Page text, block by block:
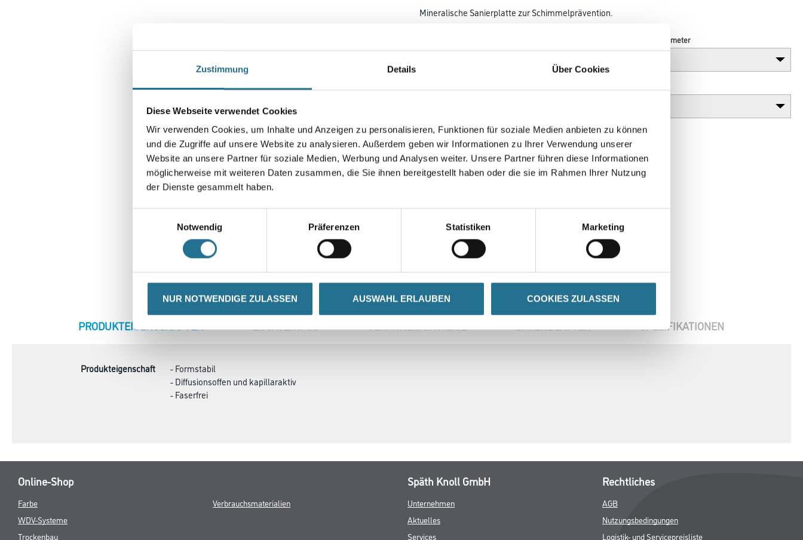
Zustimmung Details Über Cookies
Diese Webseite verwendet Cookies
Wir verwenden Cookies, um Inhalte und Anzeigen zu personalisieren, Funktionen für soziale Medien anbieten zu können
und die Zugriffe auf unsere Website zu analysieren. Außerdem geben wir Informationen zu Ihrer Verwendung unserer
Website an unsere Partner für soziale Medien, Werbung und Analysen weiter. Unsere Partner führen diese Informationen
möglicherweise mit weiteren Daten zusammen, die Sie ihnen bereitgestellt haben oder die sie im Rahmen Ihrer Nutzung
der Dienste gesammelt haben.
Notwendig
Präferenzen Statistiken Marketing
NUR NOTWENDIGE ZULASSEN AUSWAHL ERLAUBEN COOKIES ZULASSEN
Mineralische Sanierplatte zur Schimmelprävention.
Länge in centimeter
Plattenstärke
CURRENT
PRODUKTEIGENSCHAFTEN ZUSATZINFOS GEFAHRENHINWEISE DATENBLÄTTER SPEZIFIKATIONEN
Produkteigenschaft
- Formstabil
- Diffusionsoffen und kapillaraktiv
- Faserfrei
Online-Shop
Farbe
WDV-Systeme
Trockenbau
Verbrauchsmaterialien
Späth Knoll GmbH
Unternehmen
Aktuelles
Services
Rechtliches
AGB
Nutzungsbedingungen
Logistik- und Servicepreisliste